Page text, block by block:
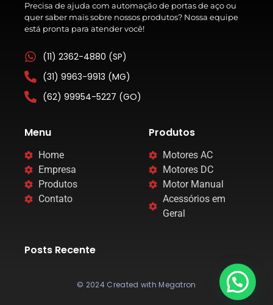
Precisa de ajuda com automação de portas de aço ou
quer saber mais sobre nossos produtos? Nossa equipe
está pronta para atender você!
(11) 2362-4880 (SP)
(31) 9963-9913 (MG)
(62) 99954-5227 (GO)
Menu
Home
Empresa
Produtos
Contato
Produtos
Motores AC
Motores DC
Motor Manual
Acessórios em
Geral
Posts Recente
© 2024 Created with Megatron